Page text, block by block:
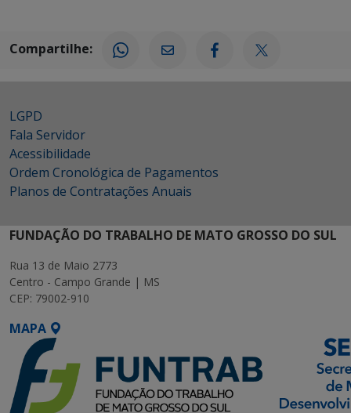
Compartilhe:
LGPD
Fala Servidor
Acessibilidade
Ordem Cronológica de Pagamentos
Planos de Contratações Anuais
FUNDAÇÃO DO TRABALHO DE MATO GROSSO DO SUL
Rua 13 de Maio 2773
Centro - Campo Grande | MS
CEP: 79002-910
MAPA